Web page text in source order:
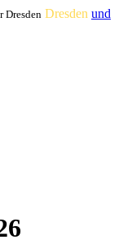
Dresden Dresden und